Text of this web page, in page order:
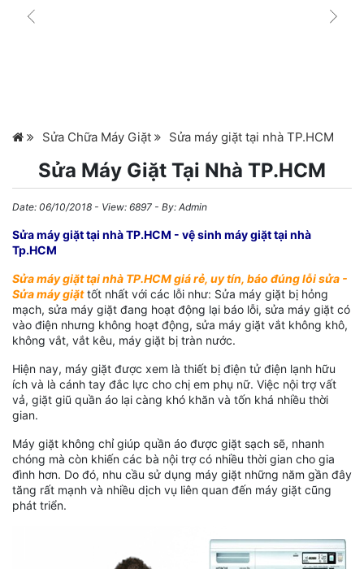
Sửa Chữa Máy Giặt Sửa máy giặt tại nhà TP.HCM
Sửa Máy Giặt Tại Nhà TP.HCM
Date: 06/10/2018 - View: 6897 - By: Admin
Sửa máy giặt tại nhà TP.HCM - vệ sinh máy giặt tại nhà
Tp.HCM
Sửa máy giặt tại nhà TP.HCM giá rẻ, uy tín, báo đúng lỗi sửa -
Sửa máy giặttốt nhất với các lỗi như: Sửa máy giặt bị hỏng
mạch, sửa máy giặt đang hoạt động lại báo lỗi, sửa máy giặt có
vào điện nhưng không hoạt động, sửa máy giặt vắt không khô,
không vắt, vắt kêu, máy giặt bị tràn nước.
Hiện nay, máy giặt được xem là thiết bị điện tử điện lạnh hữu
ích và là cánh tay đắc lực cho chị em phụ nữ. Việc nội trợ vất
vả, giặt giũ quần áo lại càng khó khăn và tốn khá nhiều thời
gian.
Máy giặt không chỉ giúp quần áo được giặt sạch sẽ, nhanh
chóng mà còn khiến các bà nội trợ có nhiều thời gian cho gia
đình hơn. Do đó, nhu cầu sử dụng máy giặt những năm gần đây
tăng rất mạnh và nhiều dịch vụ liên quan đến máy giặt cũng
phát triển.